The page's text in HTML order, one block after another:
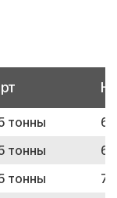
тонны
тонны
тонны